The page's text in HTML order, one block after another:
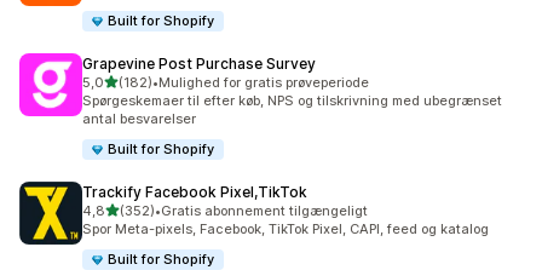
Built for Shopify
Grapevine Post Purchase Survey
5,0ud af 5 stjerner
(182)
182 anmeldelser i alt
•Mulighed for gratis prøveperiode
Spørgeskemaer til efter køb, NPS og tilskrivning med ubegrænset
antal besvarelser
Built for Shopify
Trackify Facebook Pixel,TikTok
4,8ud af 5 stjerner
(352)
352 anmeldelser i alt
•Gratis abonnement tilgængeligt
Spor Meta-pixels, Facebook, TikTok Pixel, CAPI, feed og katalog
Built for Shopify